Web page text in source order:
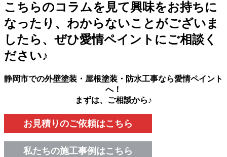
こちらのコラムを見て興味をお持ちに
なったり、わからないことがございま
したら、ぜひ愛情ペイントにご相談く
ださい♪
静岡市での外壁塗装・屋根塗装・防水工事なら愛情ペイント
へ！
まずは、ご相談から♪
お見積りのご依頼はこちら
私たちの施工事例はこちら